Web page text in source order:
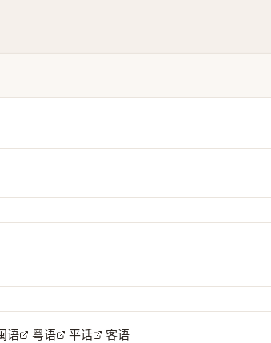
语 粤语 平话 客语